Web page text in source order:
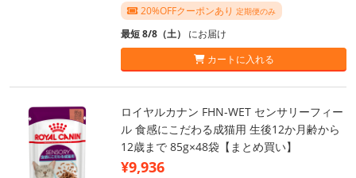
20%OFFクーポンあり 定期便のみ
最短 8/8（土） にお届け
カートに入れる
ロイヤルカナン FHN-WET センサリーフィー
ル 食感にこだわる成猫用 生後12か月齢から
12歳まで 85g×48袋【まとめ買い】
¥9,936